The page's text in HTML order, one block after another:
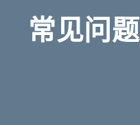
常见问题